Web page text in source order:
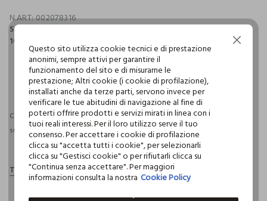
N.ART:002078316
Schiacciapatate da cucina in nylon nero. Dimensioni
10,3x26,3x6,7 cm.
pdp.loyalty.section.advantages
Consegna prevista entro il 11/08/2026 e spedizione gratuita per ordini
superiori a 30€ se possiedi una CROFF Club.Maggiori informazioni
Questo sito utilizza cookie tecnici e di prestazione
anonimi, sempre attivi per garantire il
funzionamento del sito e di misurarne le
prestazione; Altri cookie (i cookie di profilazione),
installati anche da terze parti, servono invece per
verificare le tue abitudini di navigazione al fine di
poterti offrire prodotti e servizi mirati in linea con i
tuoi reali interessi. Per il loro utilizzo serve il tuo
consenso. Per accettare i cookie di profilazione
clicca su "accetta tutti i cookie", per selezionarli
clicca su "Gestisci cookie" o per rifiutarli clicca su
"Continua senza accettare". Per maggiori
informazioni consulta la nostra Cookie Policy
Continua senza accettare